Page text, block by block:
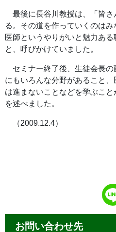
最後に長谷川教授は、「皆さ
る。その道を作っていくのはみ
医師というやりがいと魅力ある
と、呼びかけていました。
セミナー終了後、生徒会長の
にもいろんな分野があること
は進まないことなどを学ぶこ
を述べました。
（2009.12.4）
お問い合わせ先